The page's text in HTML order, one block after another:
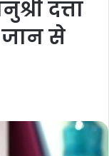
दत्ता
जान से